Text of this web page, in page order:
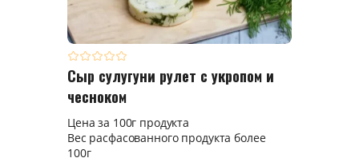
Сыр сулугуни рулет с укропом и
чесноком
Цена за 100г продукта
Вес расфасованного продукта более
100г